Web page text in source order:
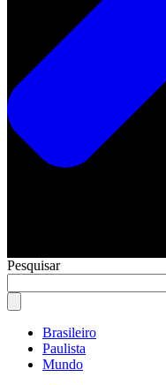
Pesquisar
Brasileiro
Paulista
Mundo